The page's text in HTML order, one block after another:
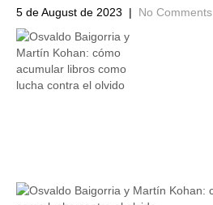
5 de August de 2023 | No Comments